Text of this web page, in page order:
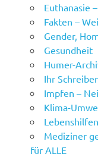
Euthanasie
Fakten –
Gender,
Gesundheit
Humer-
Ihr
Impfen –
Klima-
Mediziner
für ALLE